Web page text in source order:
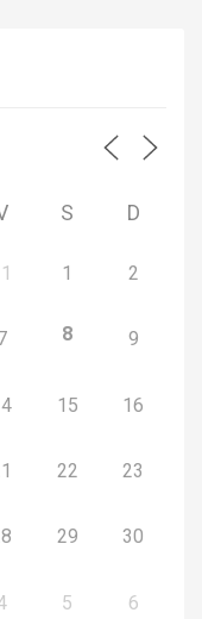
S D
1 2
8 9
15 16
22 23
29 30
5 6